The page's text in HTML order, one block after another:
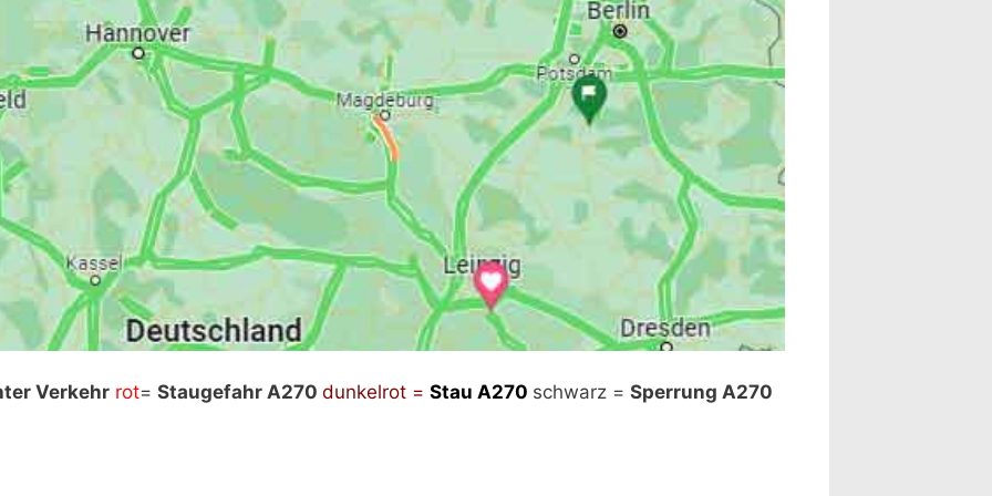
werden externe Inhalte von Google nachgeladen. Mit dem Klick auf "Staukarte
Verkehr rot= Staugefahr A270 dunkelrot = Stau A270 schwarz = Sperrung A270